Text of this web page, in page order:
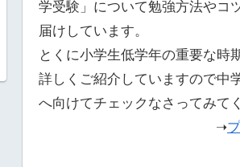
学受験」について勉強方法やコ
届けしています。
とくに小学生低学年の重要な時
詳しくご紹介していますので中
へ向けてチェックなさってみて
➝